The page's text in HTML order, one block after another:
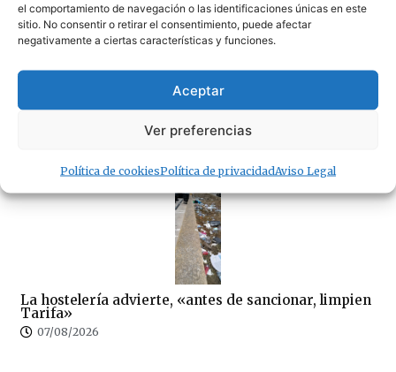
el comportamiento de navegación o las identificaciones únicas en este
sitio. No consentir o retirar el consentimiento, puede afectar
negativamente a ciertas características y funciones.
Aceptar
Ver preferencias
Política de cookiesPolítica de privacidadAviso Legal
La fumigación en el peor momento del verano obliga
al Ayuntamiento a intentar rectificar, tras las quejas
07/08/2026
La hostelería advierte, «antes de sancionar, limpien
Tarifa»
07/08/2026